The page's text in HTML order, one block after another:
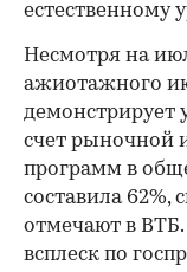
естественному
Несмотря на
ажиотажного
демонстрирует
счет рыночной
программ в
составила 62%,
отмечают в
всплеск по